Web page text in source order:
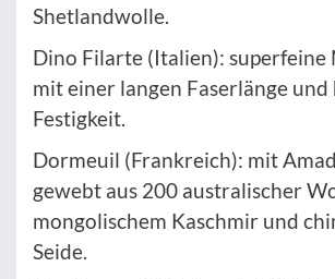
Shetlandwolle.
Dino Filarte (Italien): superfeine
mit einer langen Faserlänge
Festigkeit.
Dormeuil (Frankreich): mit
gewebt aus 200 australischer
mongolischem Kaschmir und
Seide.